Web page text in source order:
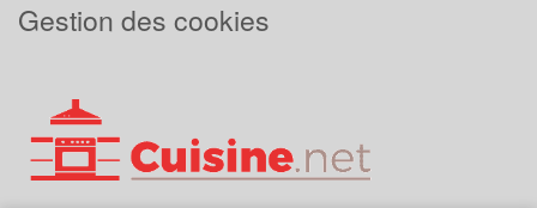
Gestion des cookies